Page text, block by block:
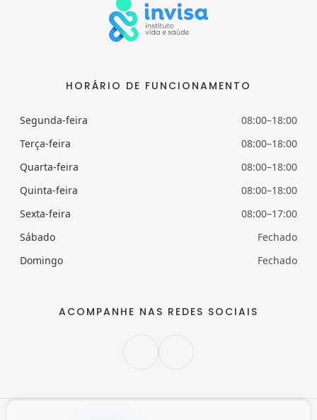
HORÁRIO DE FUNCIONAMENTO
Segunda-feira
08:00–18:00
Terça-feira
08:00–18:00
Quarta-feira
08:00–18:00
Quinta-feira
08:00–18:00
Sexta-feira
08:00–17:00
Sábado
Fechado
Domingo
Fechado
ACOMPANHE NAS REDES SOCIAIS